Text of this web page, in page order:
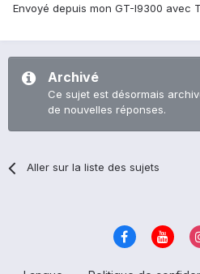
Envoyé depuis mon GT-I9300 avec
Archivé
Ce sujet est désormais
de nouvelles réponses.
Aller sur la liste des sujets